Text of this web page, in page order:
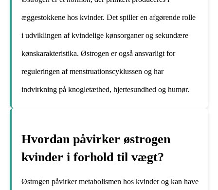
æggestokkene hos kvinder. Det spiller en afgørende rolle
i udviklingen af ​​kvindelige kønsorganer og sekundære
kønskarakteristika. Østrogen er også ansvarligt for
reguleringen af ​​menstruationscyklussen og har
indvirkning på knogletæthed, hjertesundhed og humør.
Hvordan påvirker østrogen
kvinder i forhold til vægt?
Østrogen påvirker metabolismen hos kvinder og kan have